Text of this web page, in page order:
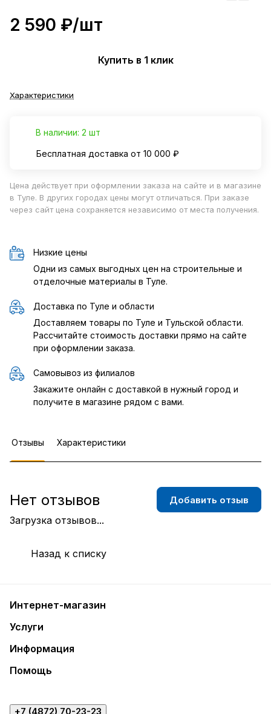
2 590 ₽/шт
Купить в 1 клик
Характеристики
В наличии: 2 шт
Бесплатная доставка от 10 000 ₽
Цена действует при оформлении заказа на сайте и в магазине
в Туле. В других городах цены могут отличаться. При заказе
через сайт цена сохраняется независимо от места получения.
Низкие цены
Одни из самых выгодных цен на строительные и
отделочные материалы в Туле.
Доставка по Туле и области
Доставляем товары по Туле и Тульской области.
Рассчитайте стоимость доставки прямо на сайте
при оформлении заказа.
Самовывоз из филиалов
Закажите онлайн с доставкой в нужный город и
получите в магазине рядом с вами.
Отзывы Характеристики
Загрузка отзывов...
Нет отзывов Добавить отзыв
Назад к списку
Интернет-магазин
Услуги
Информация
Помощь
+7 (4872) 70-23-23